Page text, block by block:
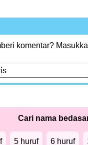
komentar?
Cari nama
5 huruf 6 huruf